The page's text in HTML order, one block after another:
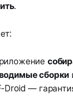
.
сборки
Droid —